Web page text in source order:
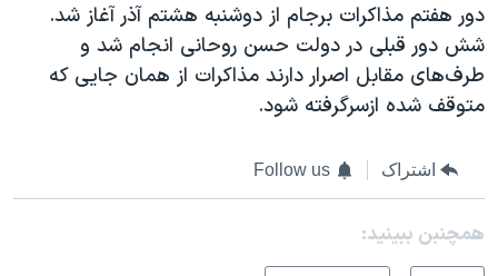
دور هفتم مذاکرات برجام از دوشنبه هشتم آذر آغاز شد.
شش دور قبلی در دولت حسن روحانی انجام شد و
طرف‌های مقابل اصرار دارند مذاکرات از همان جایی که
متوقف شده ازسرگرفته شود.
اشتراک Follow us
همچنبن ببینید: